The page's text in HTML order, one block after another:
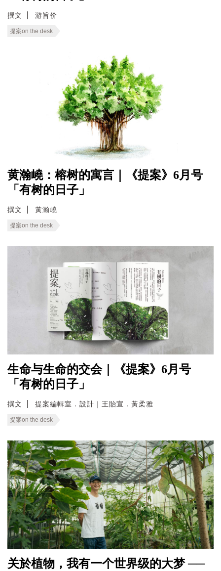
撰文 游旨价
提案on the desk
黄瀚嶢：榕树的寓言｜《提案》6月号
「有树的日子」
撰文 黃瀚嶢
提案on the desk
生命与生命的交会｜《提案》6月号
「有树的日子」
撰文 提案編輯室．設計｜王貽宣．黃柔雅
提案on the desk
关於植物，我有一个世界级的大梦 ──